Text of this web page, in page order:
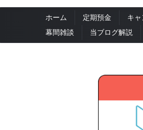
ホーム 定期預金 キ
幕間雑談
当ブログ解説